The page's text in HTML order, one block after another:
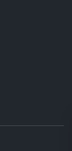
Покупателю